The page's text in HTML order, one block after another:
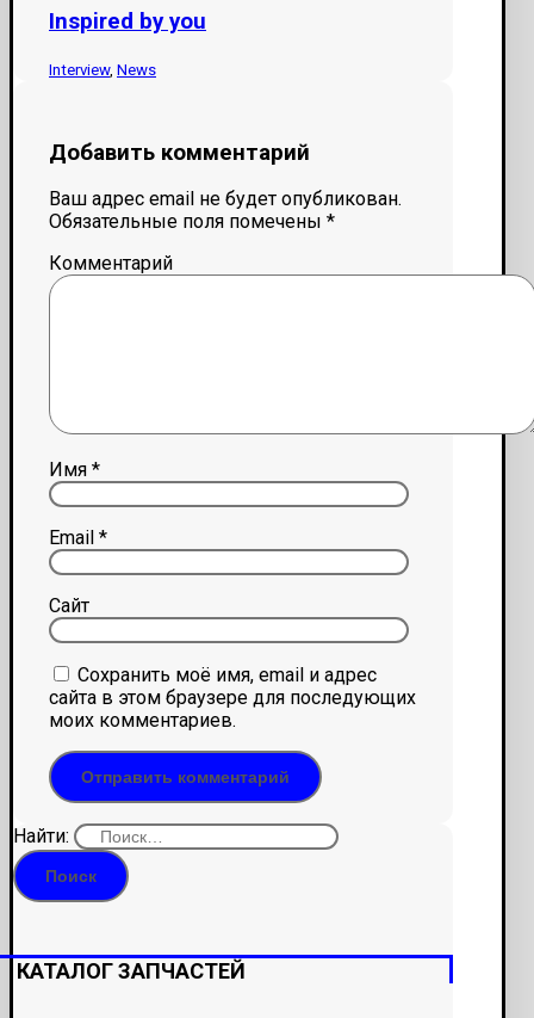
Inspired by you
Interview, News
Добавить комментарий
Ваш адрес email не будет опубликован.
Обязательные поля помечены *
Комментарий
Имя *
Email *
Сайт
Сохранить моё имя, email и адрес
сайта в этом браузере для последующих
моих комментариев.
Найти:
КАТАЛОГ ЗАПЧАСТЕЙ